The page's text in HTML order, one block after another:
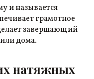
и называется
грамотное
завершающий
дома.
натяжных